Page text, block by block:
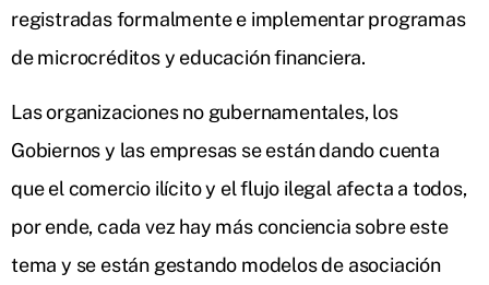
registradas formalmente e implementar programas
de microcréditos y educación financiera.
Las organizaciones no gubernamentales, los
Gobiernos y las empresas se están dando cuenta
que el comercio ilícito y el flujo ilegal afecta a todos,
por ende, cada vez hay más conciencia sobre este
tema y se están gestando modelos de asociación